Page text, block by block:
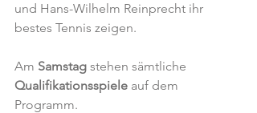
und Hans-Wilhelm Reinprecht ihr
bestes Tennis zeigen.
Am Samstag stehen sämtliche
Qualifikationsspiele auf dem
Programm.